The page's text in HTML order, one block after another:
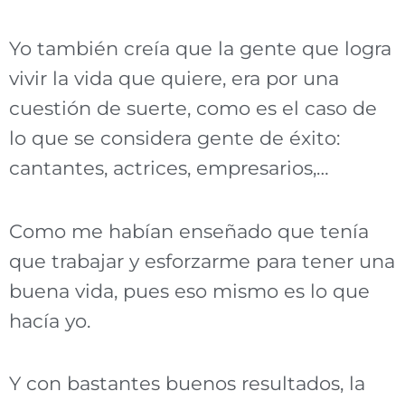
Yo también creía que la gente que logra
vivir la vida que quiere, era por una
cuestión de suerte, como es el caso de
lo que se considera gente de éxito:
cantantes, actrices, empresarios,…
Como me habían enseñado que tenía
que trabajar y esforzarme para tener una
buena vida, pues eso mismo es lo que
hacía yo.
Y con bastantes buenos resultados, la